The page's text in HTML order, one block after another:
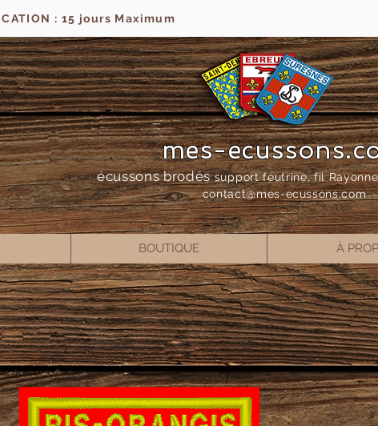
: 15 jours Maximum
mes-
écussons brodés support feutrine, fil
contact@mes-ecussons.com
BOUTIQUE À